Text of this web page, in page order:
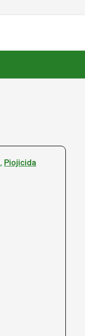
Piojicida